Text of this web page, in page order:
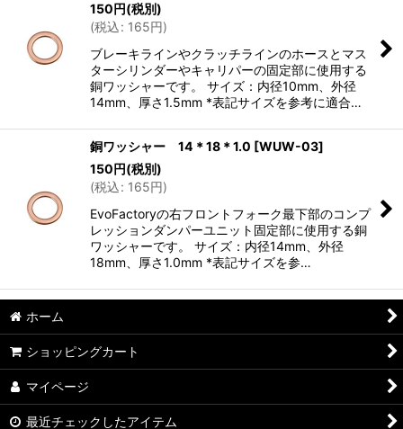
150円(税別)
(税込: 165円)
ブレーキラインやクラッチラインのホースとマス
ターシリンダーやキャリパーの固定部に使用する
銅ワッシャーです。 サイズ：内径10mm、外径
14mm、厚さ1.5mm *表記サイズを参考に適合…
銅ワッシャー 14＊18＊1.0 [WUW-03]
150円(税別)
(税込: 165円)
EvoFactoryの右フロントフォーク最下部のコンプ
レッションダンパーユニット固定部に使用する銅
ワッシャーです。 サイズ：内径14mm、外径
18mm、厚さ1.0mm *表記サイズを参…
ホーム
ショッピングカート
マイページ
最近チェックしたアイテム